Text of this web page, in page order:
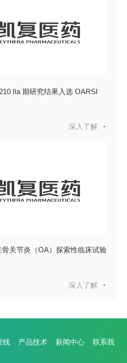
IIa 期研究结果入选 OARSI
深入了解
关节炎（OA）探索性临床试验
深入了解
线 产品技术 新闻中心
联系我